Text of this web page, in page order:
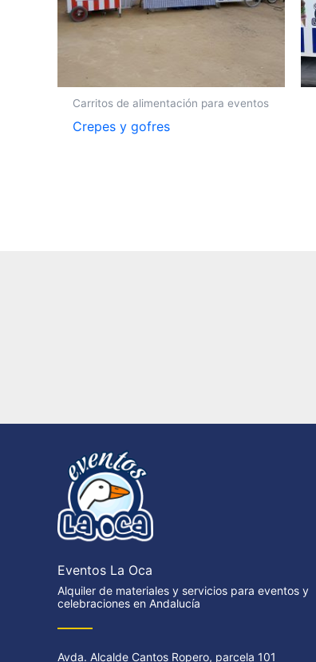
Carritos de alimentación para eventos
Crepes y gofres
Eventos La Oca
Alquiler de materiales y servicios para eventos y
celebraciones en Andalucía
Avda. Alcalde Cantos Ropero, parcela 101